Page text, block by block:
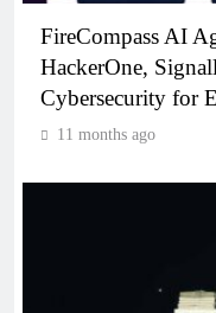
FireCompass AI
HackerOne,
Cybersecurity for
11 months ago